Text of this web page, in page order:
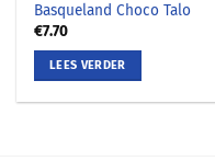
Basqueland Choco Talo
€7.70
LEES VERDER